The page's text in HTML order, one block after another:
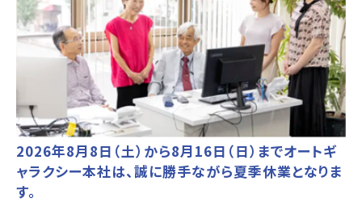
2026年8月8日（土）から8月16日（日）までオートギ
ャラクシー本社は、誠に勝手ながら夏季休業となりま
す。